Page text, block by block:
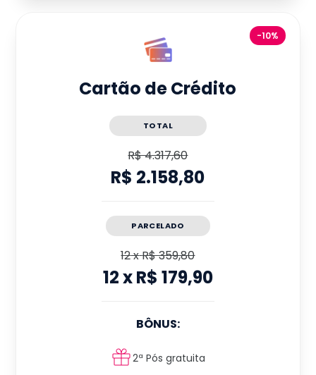
-10%
Cartão de Crédito
TOTAL
R$ 4.317,60
R$ 2.158,80
PARCELADO
12xR$ 359,80
12xR$ 179,90
BÔNUS:
2ª Pós gratuita